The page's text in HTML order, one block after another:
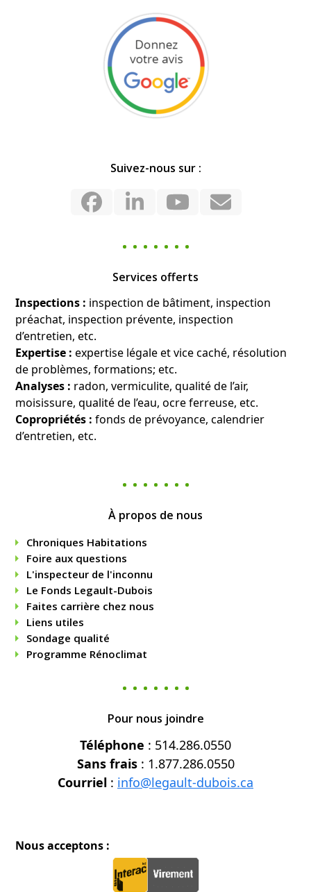
Suivez-nous sur :
Facebook
LinkedIn
YouTube
Email
Services offerts
Inspections : inspection de bâtiment, inspection
préachat, inspection prévente, inspection
d’entretien, etc.
Expertise :expertise légale et vice caché, résolution
de problèmes, formations; etc.
Analyses : radon, vermiculite, qualité de l’air,
moisissure, qualité de l’eau, ocre ferreuse, etc.
Copropriétés : fonds de prévoyance, calendrier
d’entretien, etc.
À propos de nous
Chroniques Habitations
Foire aux questions
L'inspecteur de l'inconnu
Le Fonds Legault-Dubois
Faites carrière chez nous
Liens utiles
Sondage qualité
Programme Rénoclimat
Pour nous joindre
Téléphone : 514.286.0550
Sans frais: 1.877.286.0550
Courriel : info@legault-dubois.ca
Nous acceptons :